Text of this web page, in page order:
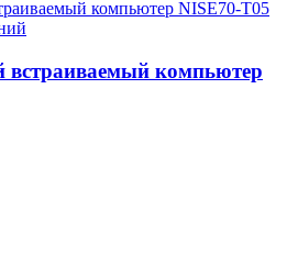
встраиваемый компьютер